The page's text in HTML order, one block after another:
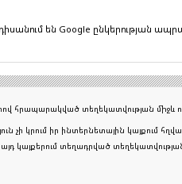
են Google ընկերության
հրապարակված տեղեկատվության
չի կրում իր ինտերնետային կայքում
կայքերում տեղադրված